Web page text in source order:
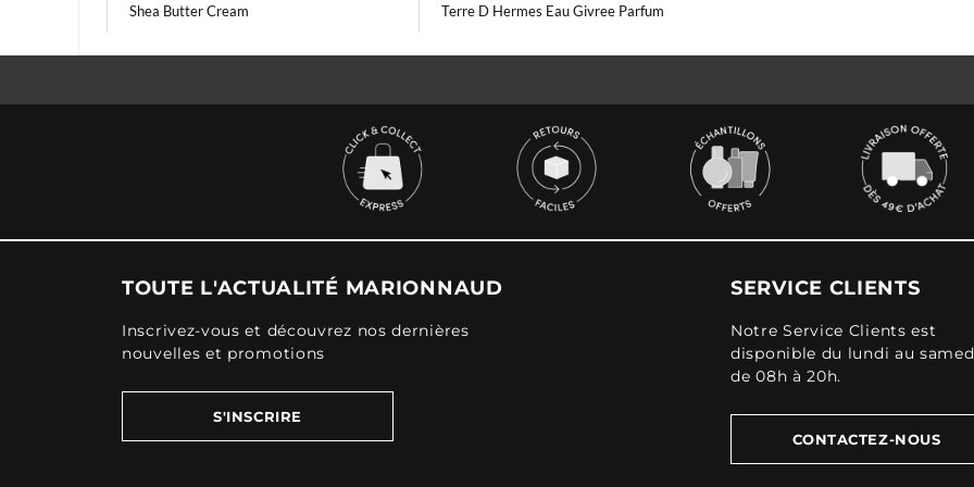
Shea Butter Cream Terre D Hermes Eau Givree Parfum
TOUTE L'ACTUALITÉ MARIONNAUD
Inscrivez-vous et découvrez nos dernières
nouvelles et promotions
S'INSCRIRE
SERVICE CLIENTS
Notre Service Clients est
disponible du lundi au
de 08h à 20h.
CONTACTEZ-NOUS